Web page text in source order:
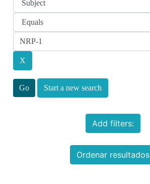
Start a new search
Add filters:
Ordenar resultados